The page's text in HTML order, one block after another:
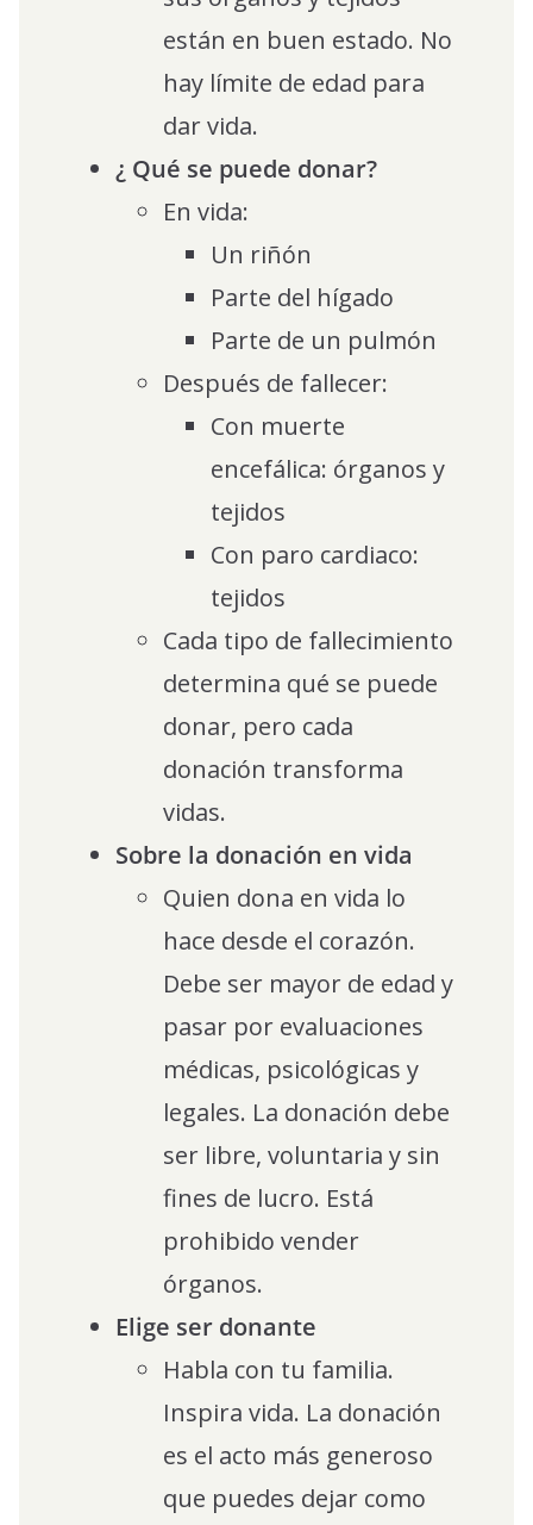
están en buen estado. No
hay límite de edad para
dar vida.
¿ Qué se puede donar?
En vida:
Un riñón
Parte del hígado
Parte de un pulmón
Después de fallecer:
Con muerte
encefálica: órganos y
tejidos
Con paro cardiaco:
tejidos
Cada tipo de fallecimiento
determina qué se puede
donar, pero cada
donación transforma
vidas.
Sobre la donación en vida
Quien dona en vida lo
hace desde el corazón.
Debe ser mayor de edad y
pasar por evaluaciones
médicas, psicológicas y
legales. La donación debe
ser libre, voluntaria y sin
fines de lucro. Está
prohibido vender
órganos.
Elige ser donante
Habla con tu familia.
Inspira vida. La donación
es el acto más generoso
que puedes dejar como